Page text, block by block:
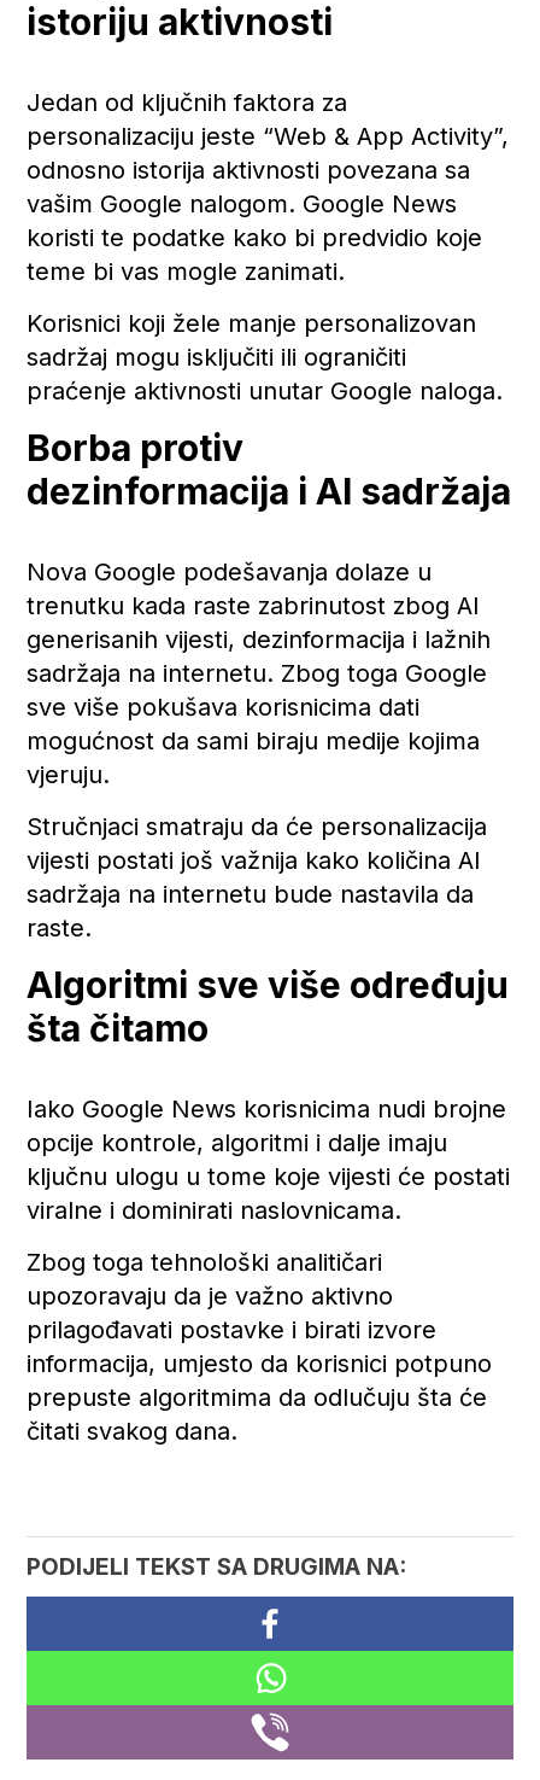
istoriju aktivnosti
Jedan od ključnih faktora za
personalizaciju jeste “Web & App Activity”,
odnosno istorija aktivnosti povezana sa
vašim Google nalogom. Google News
koristi te podatke kako bi predvidio koje
teme bi vas mogle zanimati.
Korisnici koji žele manje personalizovan
sadržaj mogu isključiti ili ograničiti
praćenje aktivnosti unutar Google naloga.
Borba protiv
dezinformacija i AI sadržaja
Nova Google podešavanja dolaze u
trenutku kada raste zabrinutost zbog AI
generisanih vijesti, dezinformacija i lažnih
sadržaja na internetu. Zbog toga Google
sve više pokušava korisnicima dati
mogućnost da sami biraju medije kojima
vjeruju.
Stručnjaci smatraju da će personalizacija
vijesti postati još važnija kako količina AI
sadržaja na internetu bude nastavila da
raste.
Algoritmi sve više određuju
šta čitamo
Iako Google News korisnicima nudi brojne
opcije kontrole, algoritmi i dalje imaju
ključnu ulogu u tome koje vijesti će postati
viralne i dominirati naslovnicama.
Zbog toga tehnološki analitičari
upozoravaju da je važno aktivno
prilagođavati postavke i birati izvore
informacija, umjesto da korisnici potpuno
prepuste algoritmima da odlučuju šta će
čitati svakog dana.
PODIJELI TEKST SA DRUGIMA NA: